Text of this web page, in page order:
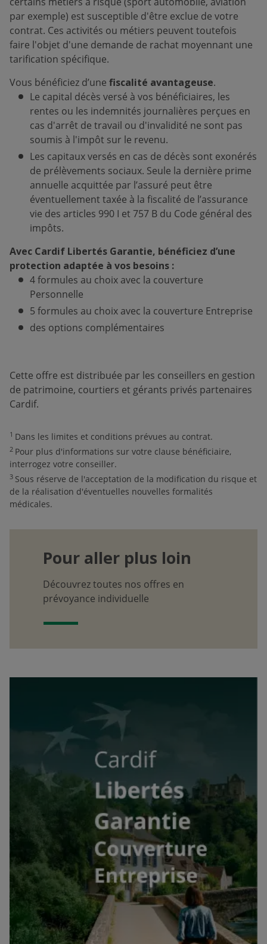
par exemple) est susceptible d'être exclue de votre
contrat. Ces activités ou métiers peuvent toutefois
faire l'objet d'une demande de rachat moyennant une
tarification spécifique.
Vous bénéficiez d’une fiscalité avantageuse.
Le capital décès versé à vos bénéficiaires, les
rentes ou les indemnités journalières perçues en
cas d'arrêt de travail ou d'invalidité ne sont pas
soumis à l'impôt sur le revenu.
Les capitaux versés en cas de décès sont exonérés
de prélèvements sociaux. Seule la dernière prime
annuelle acquittée par l’assuré peut être
éventuellement taxée à la fiscalité de l’assurance
vie des articles 990 I et 757 B du Code général des
impôts.
Avec Cardif Libertés Garantie, bénéficiez d’une
protection adaptée à vos besoins :
4 formules au choix avec la couverture
Personnelle
5 formules au choix avec la couverture Entreprise
des options complémentaires
Cette offre est distribuée par les conseillers en gestion
de patrimoine, courtiers et gérants privés partenaires
Cardif.
1 Dans les limites et conditions prévues au contrat.
2 Pour plus d'informations sur votre clause bénéficiaire,
interrogez votre conseiller.
3 Sous réserve de l'acceptation de la modification du risque et
de la réalisation d'éventuelles nouvelles formalités
médicales.
Pour aller plus loin
Découvrez toutes nos offres en
prévoyance individuelle